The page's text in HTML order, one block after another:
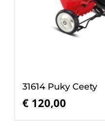
31614 Puky Ceety
€ 120,00